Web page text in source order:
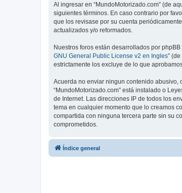
Al ingresar en “MundoMotorizado.com” (de
siguientes términos. En caso contrario por
que los revisase por su cuenta
actualizados y/o reformados.
Nuestros foros están desarrollados por phpBB
GNU General Public License v2 en Ingles”
estrictamente los excluye de lo que
Acuerda no enviar ningun contenido abusivo,
“MundoMotorizado.com” está instalado o
de Internet. Las direcciones IP de todos los
tema en cualquier momento que lo creamos
compartida con ninguna tercera parte sin su
comprometidos.
Índice general